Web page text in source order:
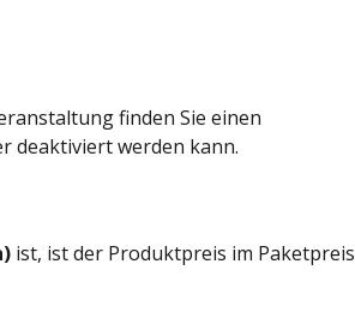
finden Sie einen
deaktiviert werden kann.
ist, ist der Produktpreis im Paketpreis